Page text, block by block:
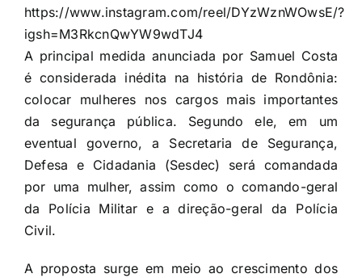
https://www.instagram.com/reel/DYzWznWOwsE/?
igsh=M3RkcnQwYW9wdTJ4
A principal medida anunciada por Samuel Costa
é considerada inédita na história de Rondônia:
colocar mulheres nos cargos mais importantes
da segurança pública. Segundo ele, em um
eventual governo, a Secretaria de Segurança,
Defesa e Cidadania (Sesdec) será comandada
por uma mulher, assim como o comando-geral
da Polícia Militar e a direção-geral da Polícia
Civil.
A proposta surge em meio ao crescimento dos